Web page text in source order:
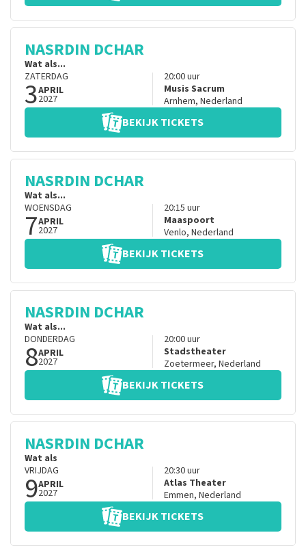
NASRDIN DCHAR
Wat als...
ZATERDAG
3APRIL
2027
20:00uur
Musis Sacrum
Arnhem, Nederland
BEKIJK TICKETS
NASRDIN DCHAR
Wat als...
WOENSDAG
7APRIL
2027
20:15 uur
Maaspoort
Venlo, Nederland
BEKIJK TICKETS
NASRDIN DCHAR
Wat als...
DONDERDAG
8APRIL
2027
20:00uur
Stadstheater
Zoetermeer, Nederland
BEKIJK TICKETS
NASRDIN DCHAR
Wat als
VRIJDAG
9APRIL
2027
20:30uur
Atlas Theater
Emmen, Nederland
BEKIJK TICKETS